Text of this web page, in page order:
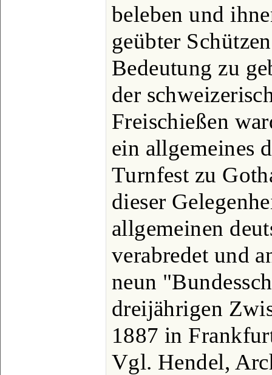
beleben und
geübter
Bedeutung zu
der
Freischießen
ein allgemeines
Turnfest zu
dieser
allgemeinen
verabredet und
neun
dreijährigen
1887 in
Vgl. Hendel,